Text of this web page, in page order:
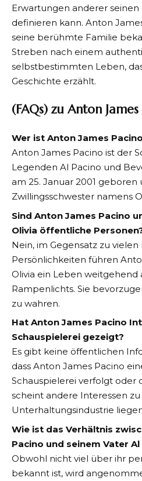
Erwartungen anderer seinen
definieren kann. Anton
seine berühmte Familie
Streben nach einem
selbstbestimmten Leben,
Geschichte erzählt.
(FAQs) zu Anton
Wer ist Anton James
Anton James Pacino ist der
Legenden Al Pacino und
am 25. Januar 2001 geboren
Zwillingsschwester namens
Sind Anton James Pacino
Olivia öffentliche
Nein, im Gegensatz zu
Persönlichkeiten führen
Olivia ein Leben weitgehend
Rampenlichts. Sie
zu wahren.
Hat Anton James Pacino
Schauspielerei gezeigt?
Es gibt keine öffentlichen
dass Anton James Pacino
Schauspielerei verfolgt oder
scheint andere Interessen
Unterhaltungsindustrie
Wie ist das Verhältnis
Pacino und seinem Vater Al
Obwohl nicht viel über ihr
bekannt ist, wird